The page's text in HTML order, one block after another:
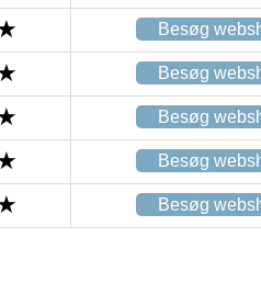
Besøg
Besøg
Besøg
Besøg
Besøg